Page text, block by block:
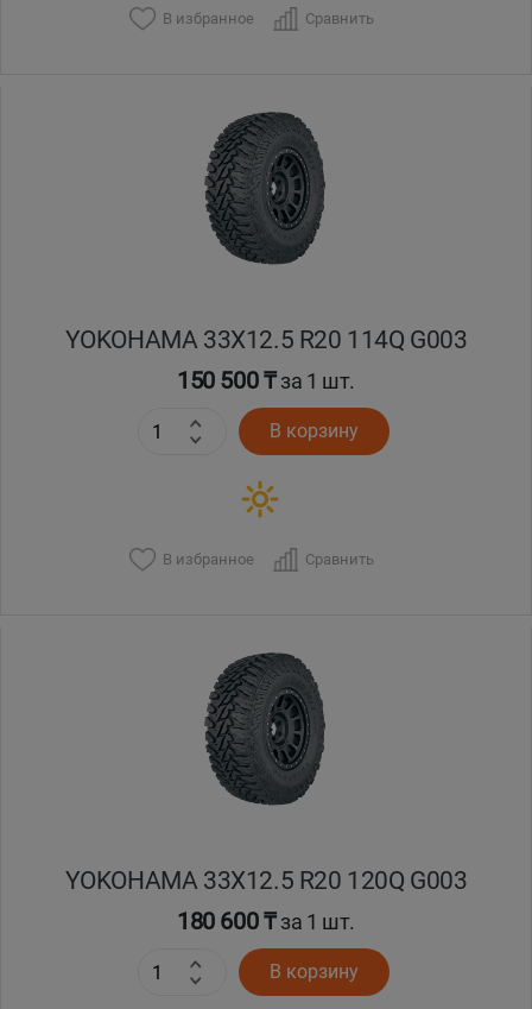
В избранное Сравнить
YOKOHAMA 33X12.5 R20 114Q G003
150 500 ₸за 1 шт.
В корзину
В избранное Сравнить
YOKOHAMA 33X12.5 R20 120Q G003
180 600 ₸за 1 шт.
В корзину